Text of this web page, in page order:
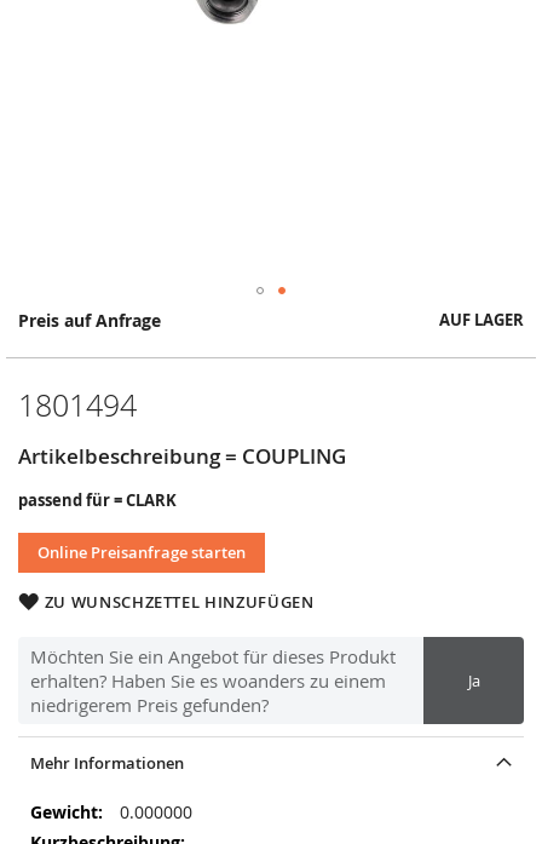
Preis auf Anfrage AUF LAGER
1801494
Artikelbeschreibung = COUPLING
passend für = CLARK
Online Preisanfrage starten
ZU WUNSCHZETTEL HINZUFÜGEN
Möchten Sie ein Angebot für dieses Produkt
erhalten? Haben Sie es woanders zu einem
niedrigerem Preis gefunden?
Ja
Springe
Anfang
Bildergalerie
Mehr Informationen
Mehr
Informationen
0.000000